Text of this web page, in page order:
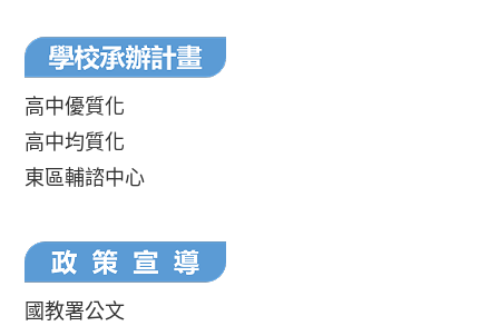
高中優質化
高中均質化
東區輔諮中心
國教署公文